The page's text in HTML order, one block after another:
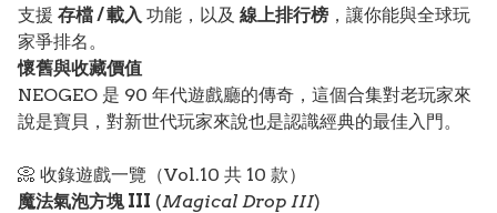
支援 存檔 / 載入 功能，以及 線上排行榜 ，讓你能與全球玩
家爭排名。
懷舊與收藏價值
NEOGEO 是 90 年代遊戲廳的傳奇，這個合集對老玩家來
說是寶貝，對新世代玩家來說也是認識經典的最佳入門。
📀 收錄遊戲一覽（Vol.10 共 10 款）
魔法氣泡方塊 III (Magical Drop III)